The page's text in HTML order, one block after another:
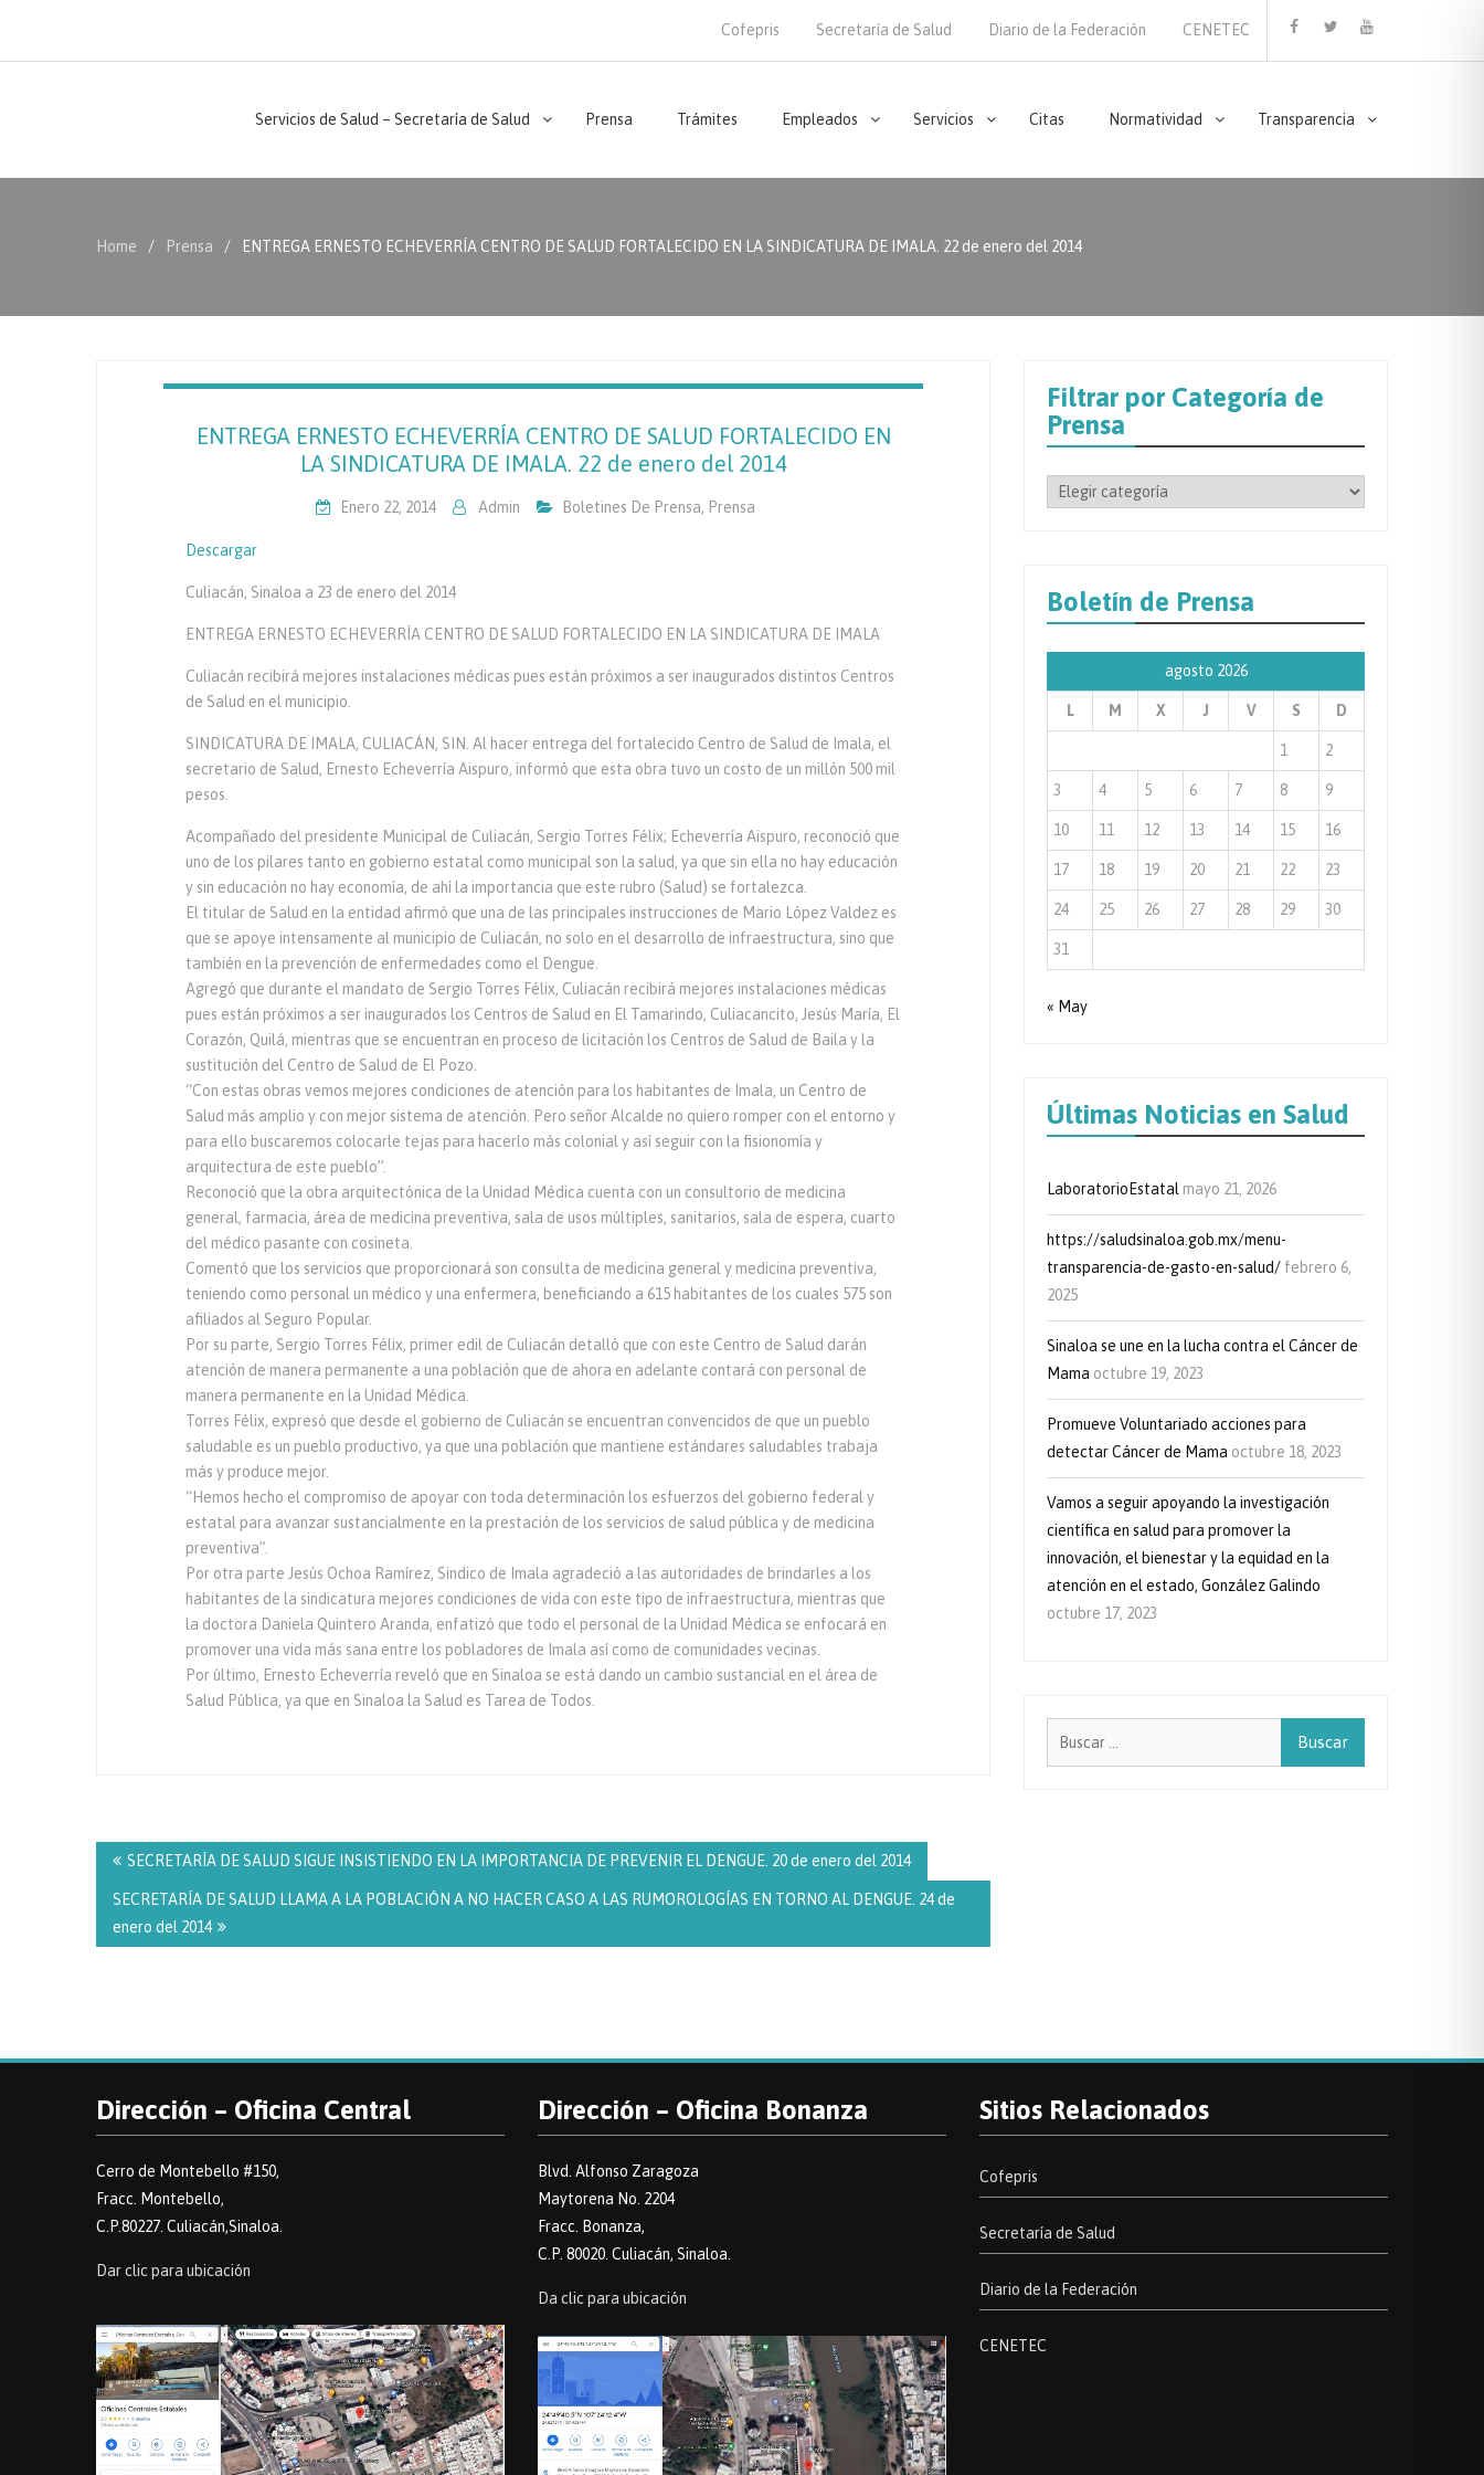
Cofepris Secretaría de Salud Diario de la Federación
CENETEC
Servicios de Salud – Secretaría de Salud Prensa Trámites Empleados Servicios Citas Normatividad Transparencia
Home Prensa ENTREGA ERNESTO ECHEVERRÍA CENTRO DE SALUD FORTALECIDO EN LA SINDICATURA DE IMALA. 22 de enero del 2014
ENTREGA ERNESTO ECHEVERRÍA CENTRO DE SALUD FORTALECIDO EN
LA SINDICATURA DE IMALA. 22 de enero del 2014
Enero 22, 2014 Admin Boletines De Prensa, Prensa
Descargar
Culiacán, Sinaloa a 23 de enero del 2014
ENTREGA ERNESTO ECHEVERRÍA CENTRO DE SALUD FORTALECIDO EN LA SINDICATURA DE IMALA
Culiacán recibirá mejores instalaciones médicas pues están próximos a ser inaugurados distintos Centros
de Salud en el municipio.
SINDICATURA DE IMALA, CULIACÁN, SIN. Al hacer entrega del fortalecido Centro de Salud de Imala, el
secretario de Salud, Ernesto Echeverría Aispuro, informó que esta obra tuvo un costo de un millón 500 mil
pesos.
Acompañado del presidente Municipal de Culiacán, Sergio Torres Félix; Echeverría Aispuro, reconoció que
uno de los pilares tanto en gobierno estatal como municipal son la salud, ya que sin ella no hay educación
y sin educación no hay economía, de ahí la importancia que este rubro (Salud) se fortalezca.
El titular de Salud en la entidad afirmó que una de las principales instrucciones de Mario López Valdez es
que se apoye intensamente al municipio de Culiacán, no solo en el desarrollo de infraestructura, sino que
también en la prevención de enfermedades como el Dengue.
Agregó que durante el mandato de Sergio Torres Félix, Culiacán recibirá mejores instalaciones médicas
pues están próximos a ser inaugurados los Centros de Salud en El Tamarindo, Culiacancito, Jesús María, El
Corazón, Quilá, mientras que se encuentran en proceso de licitación los Centros de Salud de Baila y la
sustitución del Centro de Salud de El Pozo.
“Con estas obras vemos mejores condiciones de atención para los habitantes de Imala, un Centro de
Salud más amplio y con mejor sistema de atención. Pero señor Alcalde no quiero romper con el entorno y
para ello buscaremos colocarle tejas para hacerlo más colonial y así seguir con la fisionomía y
arquitectura de este pueblo”.
Reconoció que la obra arquitectónica de la Unidad Médica cuenta con un consultorio de medicina
general, farmacia, área de medicina preventiva, sala de usos múltiples, sanitarios, sala de espera, cuarto
del médico pasante con cosineta.
Comentó que los servicios que proporcionará son consulta de medicina general y medicina preventiva,
teniendo como personal un médico y una enfermera, beneficiando a 615 habitantes de los cuales 575 son
afiliados al Seguro Popular.
Por su parte, Sergio Torres Félix, primer edil de Culiacán detalló que con este Centro de Salud darán
atención de manera permanente a una población que de ahora en adelante contará con personal de
manera permanente en la Unidad Médica.
Torres Félix, expresó que desde el gobierno de Culiacán se encuentran convencidos de que un pueblo
saludable es un pueblo productivo, ya que una población que mantiene estándares saludables trabaja
más y produce mejor.
“Hemos hecho el compromiso de apoyar con toda determinación los esfuerzos del gobierno federal y
estatal para avanzar sustancialmente en la prestación de los servicios de salud pública y de medicina
preventiva”.
Por otra parte Jesús Ochoa Ramírez, Sindico de Imala agradeció a las autoridades de brindarles a los
habitantes de la sindicatura mejores condiciones de vida con este tipo de infraestructura, mientras que
la doctora Daniela Quintero Aranda, enfatizó que todo el personal de la Unidad Médica se enfocará en
promover una vida más sana entre los pobladores de Imala así como de comunidades vecinas.
Por último, Ernesto Echeverría reveló que en Sinaloa se está dando un cambio sustancial en el área de
Salud Pública, ya que en Sinaloa la Salud es Tarea de Todos.
de
entradas
SECRETARÍA DE SALUD SIGUE INSISTIENDO EN LA IMPORTANCIA DE PREVENIR EL DENGUE. 20 de enero del 2014
SECRETARÍA DE SALUD LLAMA A LA POBLACIÓN A NO HACER CASO A LAS RUMOROLOGÍAS EN TORNO AL DENGUE. 24 de
enero del 2014
Filtrar por Categoría de
Prensa
Filtrar
Prensa
Boletín de Prensa
agosto 2026
L M X J V S D
1 2
3 4 5 6 7 8 9
10 11 12 13 14 15 16
17 18 19 20 21 22 23
24 25 26 27 28 29 30
31
« May
Últimas Noticias en Salud
LaboratorioEstatal mayo 21, 2026
https://saludsinaloa.gob.mx/menu-
transparencia-de-gasto-en-salud/ febrero 6,
2025
Sinaloa se une en la lucha contra el Cáncer de
Mama octubre 19, 2023
Promueve Voluntariado acciones para
detectar Cáncer de Mama octubre 18, 2023
Vamos a seguir apoyando la investigación
científica en salud para promover la
innovación, el bienestar y la equidad en la
atención en el estado, González Galindo
octubre 17, 2023
Dirección – Oficina Central
Cerro de Montebello #150,
Fracc. Montebello,
C.P.80227. Culiacán,Sinaloa.
Dar clic para ubicación
Dirección – Oficina Bonanza
Blvd. Alfonso Zaragoza
Maytorena No. 2204
Fracc. Bonanza,
C.P. 80020. Culiacán, Sinaloa.
Da clic para ubicación
Sitios Relacionados
Cofepris
Secretaría de Salud
Diario de la Federación
CENETEC